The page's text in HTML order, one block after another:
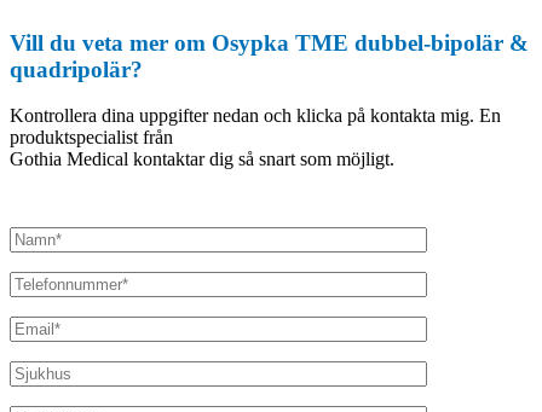
Vill du veta mer om Osypka TME dubbel-bipolär &
quadripolär?
Kontrollera dina uppgifter nedan och klicka på kontakta mig. En
produktspecialist från
Gothia Medical kontaktar dig så snart som möjligt.